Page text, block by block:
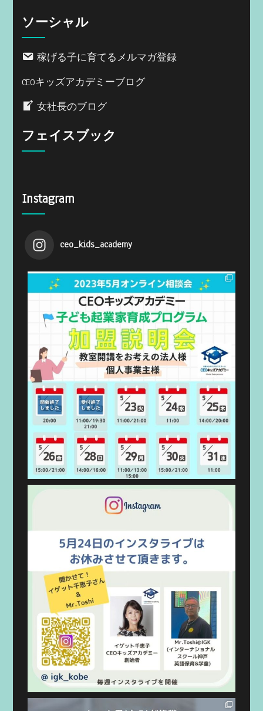
ソーシャル
稼げる子に育てるメルマガ登録
CEOキッズアカデミーブログ
女社長のブログ
フェイスブック
Instagram
ceo_kids_academy